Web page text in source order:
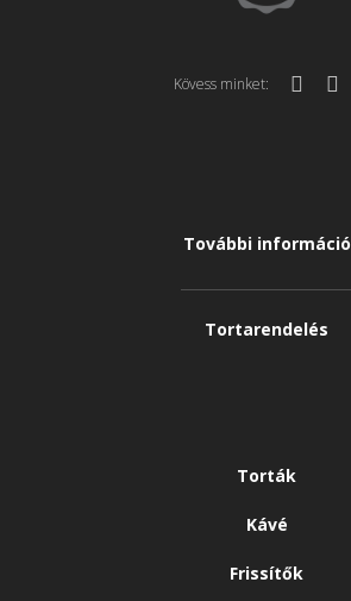
Kövess minket:
További információ
Tortarendelés
Torták
Kávé
Frissítők